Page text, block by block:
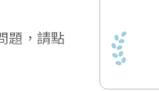
題，請點